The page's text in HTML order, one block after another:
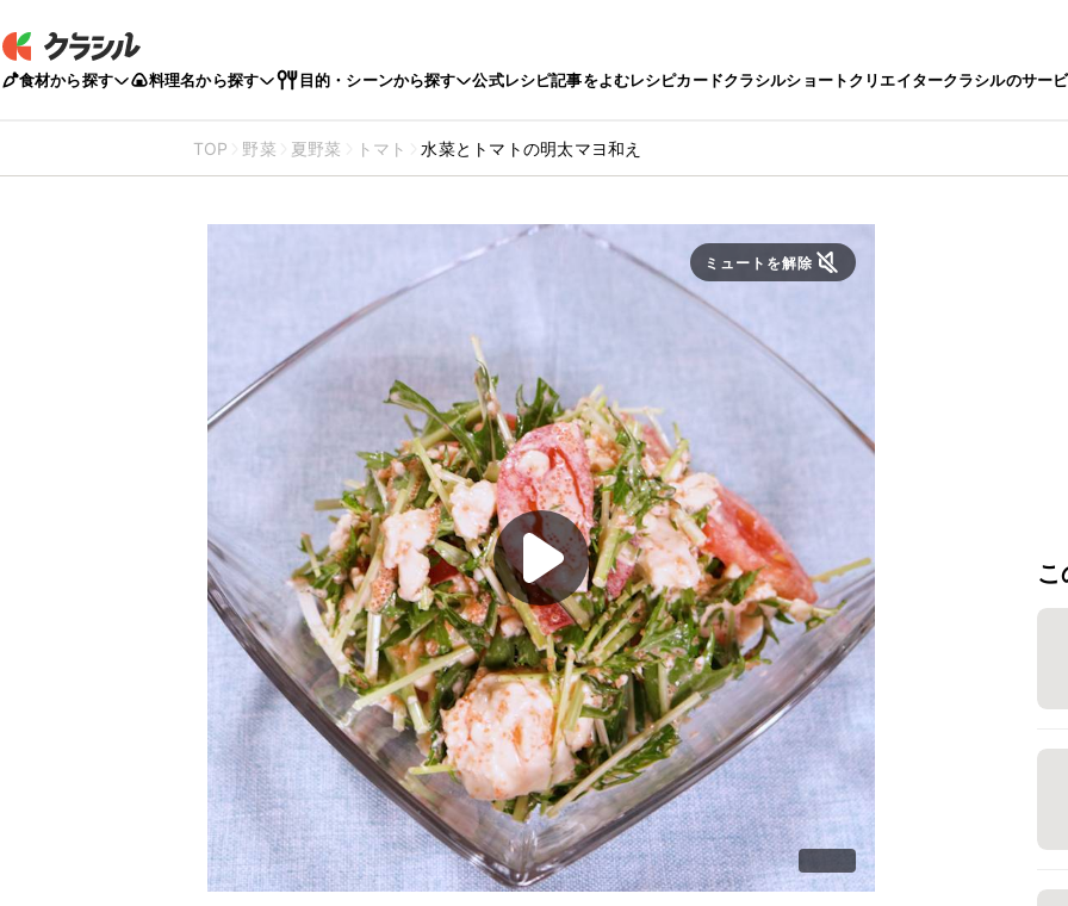
食材から探す 料理名から探す 目的・シーンから探す 公式レシピ記事をよむレシピカードクラシルショートクリエイタークラシルのサー
TOP 野菜 夏野菜 トマト 水菜とトマトの明太マヨ和え
ミュートを解除